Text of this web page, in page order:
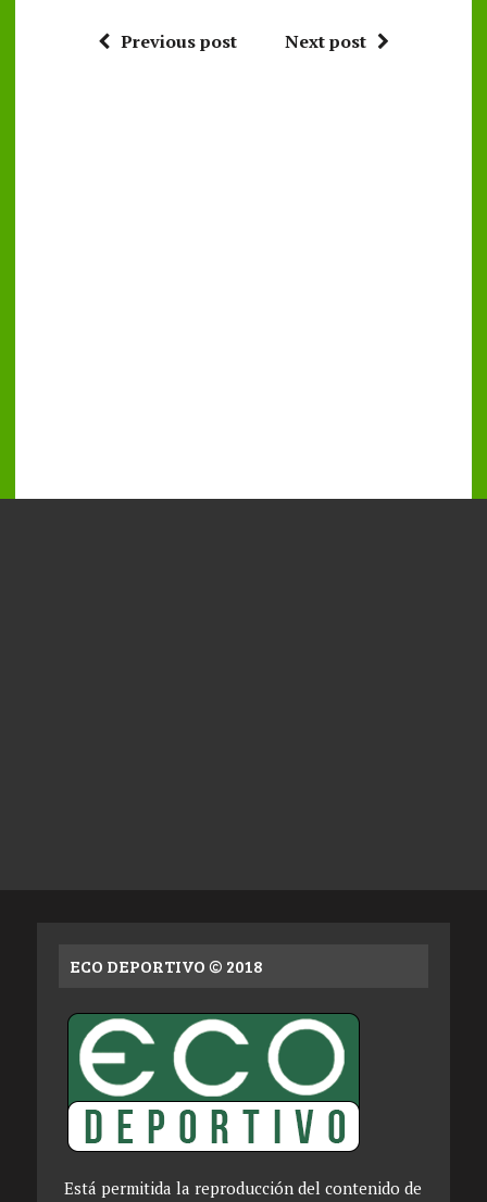
Previous post Next post
ECO DEPORTIVO © 2018
Está permitida la reproducción del contenido de